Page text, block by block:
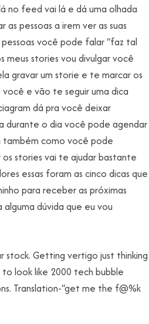
no feed vai lá e dá uma olhada
pessoas a irem ver as suas
você pode falar “faz tal
meus stories vou divulgar você
gravar um storie e te marcar os
e vão te seguir uma dica
dá pra você deixar
durante o dia você pode agendar
também como você pode
stories vai te ajudar bastante
essas foram as cinco dicas que
para receber as próximas
dúvida que eu vou
stock. Getting vertigo just thinking
look like 2000 tech bubble
Translation-“get me the f@%k